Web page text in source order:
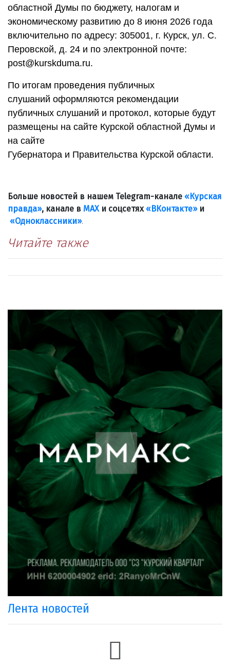
областной Думы по бюджету, налогам и
экономическому развитию до 8 июня 2026 года
включительно по адресу: 305001, г. Курск, ул. С.
Перовской, д. 24 и по электронной почте:
post@kurskduma.ru.
По итогам проведения публичных
слушаний оформляются рекомендации
публичных слушаний и протокол, которые будут
размещены на сайте Курской областной Думы и
на сайте
Губернатора и Правительства Курской области.
Больше новостей в нашем Telegram-канале «Курская
правда», канале в МАХи соцсетях «ВКонтакте»и
«Одноклассники».
Читайте также
Лента новостей